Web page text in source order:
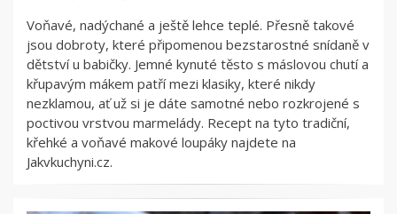
Voňavé, nadýchané a ještě lehce teplé. Přesně takové
jsou dobroty, které připomenou bezstarostné snídaně v
dětství u babičky. Jemné kynuté těsto s máslovou chutí a
křupavým mákem patří mezi klasiky, které nikdy
nezklamou, ať už si je dáte samotné nebo rozkrojené s
poctivou vrstvou marmelády. Recept na tyto tradiční,
křehké a voňavé makové loupáky najdete na
Jakvkuchyni.cz.